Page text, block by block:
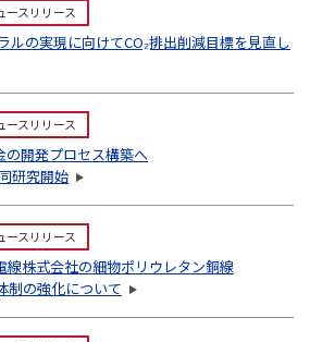
ースリリース
ルの実現に向けてCO₂排出削減目標を見直し
ースリリース
の開発プロセス構築へ
研究開始
ースリリース
線株式会社の細物ポリウレタン銅線
制の強化について